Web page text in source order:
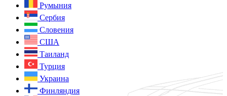
Румыния
Сербия
Словения
США
Таиланд
Турция
Украина
Финляндия